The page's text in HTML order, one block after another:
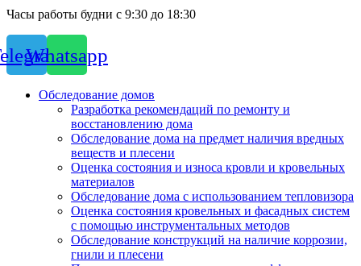
Часы работы будни с 9:30 до 18:30
Whatsapp
Обследование домов
Разработка рекомендаций по ремонту и
восстановлению дома
Обследование дома на предмет наличия вредных
веществ и плесени
Оценка состояния и износа кровли и кровельных
материалов
Обследование дома с использованием тепловизора
Оценка состояния кровельных и фасадных систем
с помощью инструментальных методов
Обследование конструкций на наличие коррозии,
гнили и плесени